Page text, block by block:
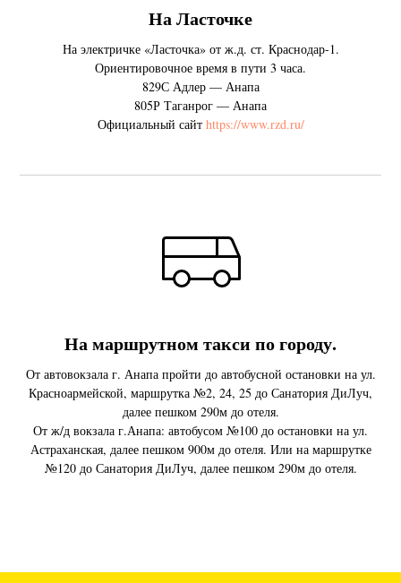
На Ласточке
На электричке «Ласточка» от ж.д. ст. Краснодар-1.
Ориентировочное время в пути 3 часа.
829С Адлер — Анапа
805Р Таганрог — Анапа
Официальный сайт https://www.rzd.ru/
На маршрутном такси по городу.
От автовокзала г. Анапа пройти до автобусной остановки на ул.
Красноармейской, маршрутка №2, 24, 25 до Санатория ДиЛуч,
далее пешком 290м до отеля.
От ж/д вокзала г.Анапа: автобусом №100 до остановки на ул.
Астраханская, далее пешком 900м до отеля. Или на маршрутке
№120 до Санатория ДиЛуч, далее пешком 290м до отеля.